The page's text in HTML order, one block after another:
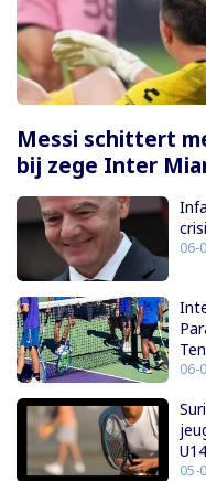
Messi schittert
bij zege Inter
06-
06-
05-